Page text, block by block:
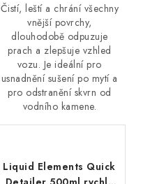
Čistí, leští a chrání všechny
vnější povrchy,
dlouhodobě odpuzuje
prach a zlepšuje vzhled
vozu. Je ideální pro
usnadnění sušení po mytí a
pro odstranění skvrn od
vodního kamene.
Liquid Elements Quick